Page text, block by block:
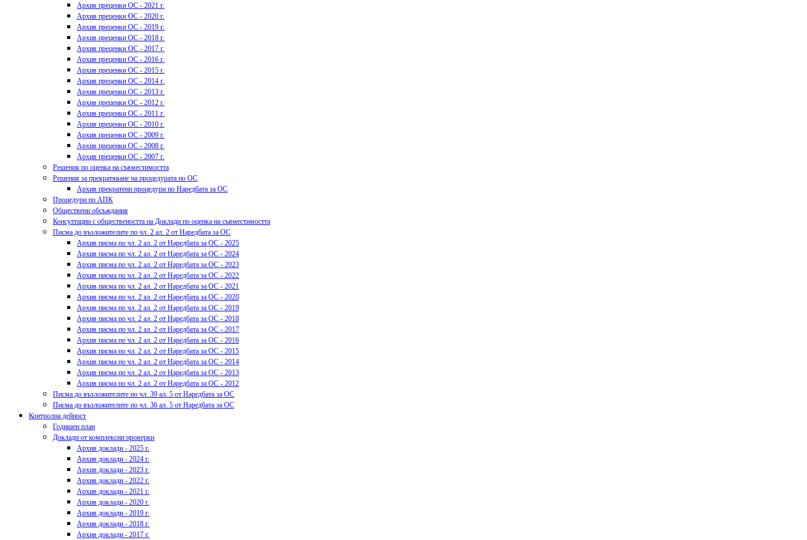
Архив преценки ОС - 2021 г.
Архив преценки ОС - 2020 г.
Архив преценки ОС - 2019 г.
Архив преценки ОС - 2018 г.
Архив преценки ОС - 2017 г.
Архив преценки ОС - 2016 г.
Архив преценки ОС - 2015 г.
Архив преценки ОС - 2014 г.
Архив преценки ОС - 2013 г.
Архив преценки ОС - 2012 г.
Архив преценки ОС - 2011 г.
Архив преценки ОС - 2010 г.
Архив преценки ОС - 2009 г.
Архив преценки ОС - 2008 г.
Архив преценки ОС - 2007 г.
Решения по оценка на съвместимостта
Решения за прекратяване на процедурата по ОС
Архив прекратени процедури по Наредбата за ОС
Процедури по АПК
Обществени обсъждания
Консултации с обществеността на Доклади по оценка на съвместимостта
Писма до възложителите по чл. 2 ал. 2 от Наредбата за ОС
Архив писма по чл. 2 ал. 2 от Наредбата за ОС - 2025
Архив писма по чл. 2 ал. 2 от Наредбата за ОС - 2024
Архив писма по чл. 2 ал. 2 от Наредбата за ОС - 2023
Архив писма по чл. 2 ал. 2 от Наредбата за ОС - 2022
Архив писма по чл. 2 ал. 2 от Наредбата за ОС - 2021
Архив писма по чл. 2 ал. 2 от Наредбата за ОС - 2020
Архив писма по чл. 2 ал. 2 от Наредбата за ОС - 2019
Архив писма по чл. 2 ал. 2 от Наредбата за ОС - 2018
Архив писма по чл. 2 ал. 2 от Наредбата за ОС - 2017
Архив писма по чл. 2 ал. 2 от Наредбата за ОС - 2016
Архив писма по чл. 2 ал. 2 от Наредбата за ОС - 2015
Архив писма по чл. 2 ал. 2 от Наредбата за ОС - 2014
Архив писма по чл. 2 ал. 2 от Наредбата за ОС - 2013
Архив писма по чл. 2 ал. 2 от Наредбата за ОС - 2012
Писма до възложителите по чл. 39 ал. 5 от Наредбата за ОС
Писма до възложителите по чл. 36 ал. 5 от Наредбата за ОС
Контролна дейност
Годишен план
Доклади от комплексни проверки
Архив доклади - 2025 г.
Архив доклади - 2024 г.
Архив доклади - 2023 г.
Архив доклади - 2022 г.
Архив доклади - 2021 г.
Архив доклади - 2020 г.
Архив доклади - 2019 г.
Архив доклади - 2018 г.
Архив доклади - 2017 г.